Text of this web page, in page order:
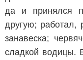
да и принялся
другую; работал,
занавеска;
сладкой водицы.